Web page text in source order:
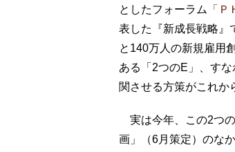
としたフォーラム
「
表した『新成長戦略』
と140万人の新規雇用
ある「2つのE」、す
関させる方策がこれか
実は今年、この2つ
画」（6月策定）のな